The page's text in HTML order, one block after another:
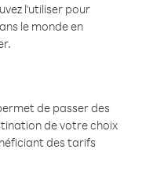
l'utiliser pour
le monde en
de passer des
de votre choix
des tarifs